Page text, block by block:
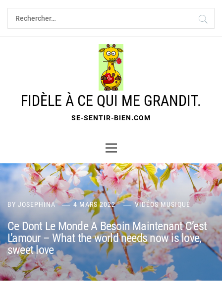
Skip
content
Rechercher :
FIDÈLE À CE QUI ME GRANDIT.
SE-SENTIR-BIEN.COM
Menu
BY JOSEPHINA 4 MARS 2022 VIDÉOS MUSIQUE
Ce Dont Le Monde A Besoin Maintenant C’est
L’amour – What the world needs now is love,
sweet love